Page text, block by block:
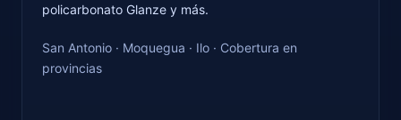
policarbonato Glanze y más.
San Antonio · Moquegua · Ilo · Cobertura en
provincias